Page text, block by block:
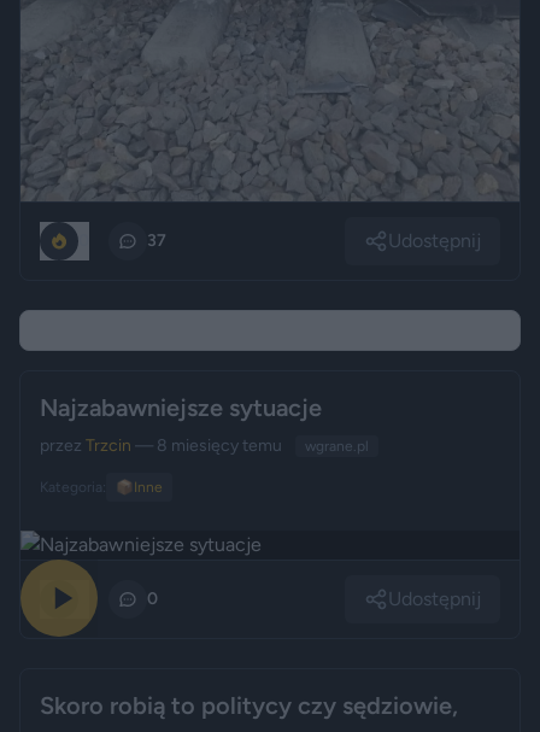
37 Udostępnij
Najzabawniejsze sytuacje
przez Trzcin — 8 miesięcy temu wgrane.pl
Kategoria: 📦 Inne
0 Udostępnij
Skoro robią to politycy czy sędziowie,